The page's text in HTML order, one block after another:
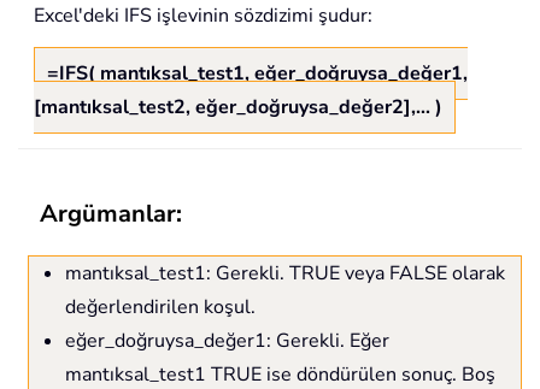
Excel'deki IFS işlevinin sözdizimi şudur:
=IFS( mantıksal_test1, eğer_doğruysa_değer1,
[mantıksal_test2, eğer_doğruysa_değer2],... )
Argümanlar:
mantıksal_test1: Gerekli. TRUE veya FALSE olarak
değerlendirilen koşul.
eğer_doğruysa_değer1: Gerekli. Eğer
mantıksal_test1 TRUE ise döndürülen sonuç. Boş